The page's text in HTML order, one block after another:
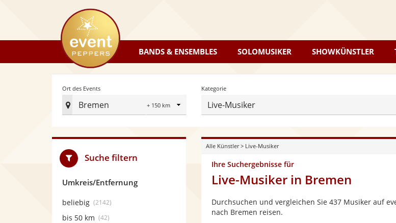
eventpeppers
BANDS & ENSEMBLES SOLOMUSIKER SHOWKÜNSTLER
Ort des Events
Bremen
Radius
Ort
Events
festlegen
Kategorie
Live-Musiker
Alle Künstler> Live-Musiker
Ihre Suchergebnisse für
Live-Musiker in Bremen
Durchsuchen und vergleichen Sie 437 Musiker auf
nach Bremen reisen.
Suche filtern
Umkreis/Entfernung
beliebig (2142)
bis 50 km (42)